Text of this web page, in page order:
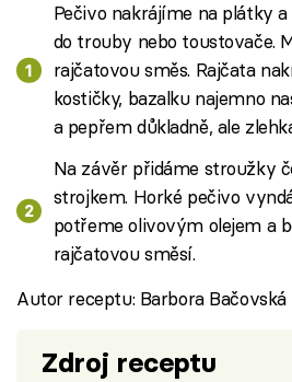
Pečivo nakrájíme na plátky
do trouby nebo toustovače.
rajčatovou směs. Rajčata
kostičky, bazalku najemno
a pepřem důkladně, ale
Na závěr přidáme stroužky
strojkem. Horké pečivo
potřeme olivovým olejem a
rajčatovou směsí.
Autor receptu: Barbora Bačovská
Zdroj receptu